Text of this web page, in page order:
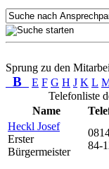
Sprung zu den
B E F G H J K L
Telefonliste
Name
Heckl Josef
Erster
Bürgermeister
84-